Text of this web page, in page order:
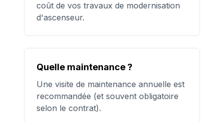
coût de vos travaux de modernisation
d'ascenseur.
Quelle maintenance ?
Une visite de maintenance annuelle est
recommandée (et souvent obligatoire
selon le contrat).